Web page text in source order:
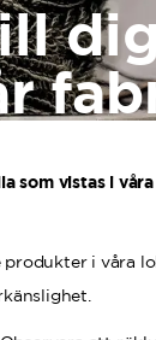
som vistas i
i våra